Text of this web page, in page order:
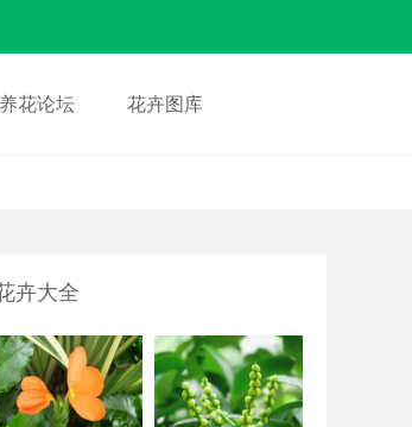
养花论坛 花卉图库
卉大全